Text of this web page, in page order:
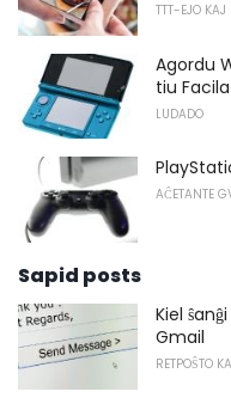
TTT-EJO KAJ
Agordu
tiu
LUDADO
AĈETANTE
Sapid posts
Kiel
Gmail
RETPOŜTO